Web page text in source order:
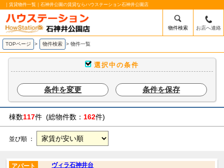
｜賃貸物件一覧｜石神井公園の賃貸ならハウステーション石神井公園店
物件検索 お店へ連絡
TOPページ > 物件検索 > 物件一覧
選択中の条件
条件を変更 条件を保存
棟数117件 (総物件数： 162件)
並び順 ：
ヴィラ石神井台
アパート